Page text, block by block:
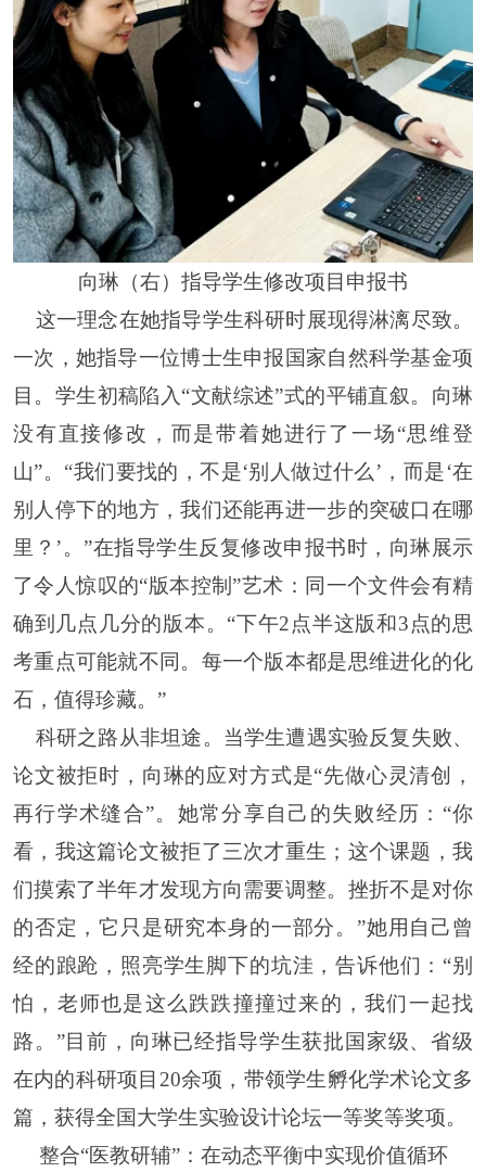
向琳（右）指导学生修改项目申报书
这一理念在她指导学生科研时展现得淋漓尽致。
一次，她指导一位博士生申报国家自然科学基金项
目。学生初稿陷入 “文献综述”式的平铺直叙。向琳
没有直接修改，而是带着她进行了一场“思维登
山”。“我们要找的，不是‘别人做过什么’，而是‘在
别人停下的地方，我们还能再进一步的突破口在哪
里？’。”在指导学生反复修改申报书时，向琳展示
了令人惊叹的“版本控制”艺术：同一个文件会有精
确到几点几分的版本。“下午2点半这版和3点的思
考重点可能就不同。每一个版本都是思维进化的化
石，值得珍藏。”
科研之路从非坦途。当学生遭遇实验反复失败、
论文被拒时，向琳的应对方式是“先做心灵清创，
再行学术缝合”。她常分享自己的失败经历：“你
看，我这篇论文被拒了三次才重生；这个课题，我
们摸索了半年才发现方向需要调整。挫折不是对你
的否定，它只是研究本身的一部分。”她用自己曾
经的踉跄，照亮学生脚下的坑洼，告诉他们：“别
怕，老师也是这么跌跌撞撞过来的，我们一起找
路。”目前，向琳已经指导学生获批国家级、省级
在内的科研项目20余项，带领学生孵化学术论文多
篇，获得全国大学生实验设计论坛一等奖等奖项。
整合“医教研辅”：在动态平衡中实现价值循环